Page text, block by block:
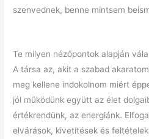
szenvednek, benne mintsem
Te milyen nézőpontok alapján
A társa az, akit a szabad
meg kellene indokolnom miért
jól működünk együtt az élet
értékrendünk, az energiánk.
elvárások, kivetítések és